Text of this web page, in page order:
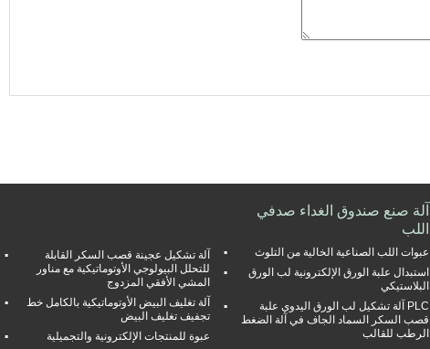
آلة تشكيل عجينة قصب السكر القابلة
للتحلل البيولوجي الأوتوماتيكية مع مناور
المشي الأفقي المزدوج
آلة تغليف البيض الأوتوماتيكية بالكامل خط
تجفيف تغليف البيض
عبوة للمنتجات الإلكترونية والتجميلية
آلة صنع صندوق الغداء صدفي
اللب
عبوات اللب الصناعية الخالية من التلوث
استبدال علبة الورق الإلكترونية لب الورق
البلاستيكي
PLC آلة تشكيل لب الورق اليدوي علبة
قصب السكر السماد الجاف في آلة الضغط
الرطب للقالب